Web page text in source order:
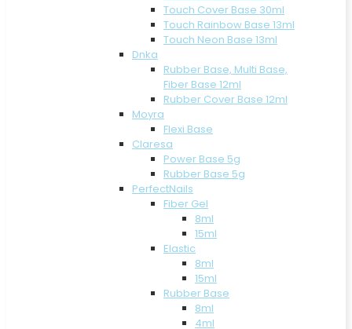
Touch Cover Base 30ml
Touch Rainbow Base 13ml
Touch Neon Base 13ml
Dnka
Rubber Base, Multi Base,
Fiber Base 12ml
Rubber Cover Base 12ml
Moyra
Flexi Base
Claresa
Power Base 5g
Rubber Base 5g
PerfectNails
Fiber Gel
8ml
15ml
Elastic
8ml
15ml
Rubber Base
8ml
4ml